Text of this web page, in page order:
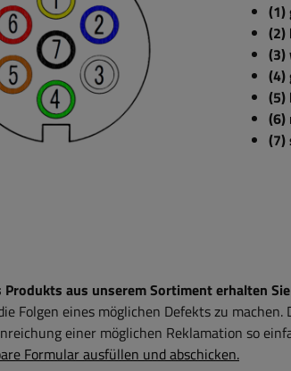
(1)
(2)
(3)
(4)
(5)
(6)
(7)
Produkts aus unserem Sortiment erhalten
Folgen eines möglichen Defekts zu
einer möglichen Reklamation so
Formular ausfüllen und abschicken.